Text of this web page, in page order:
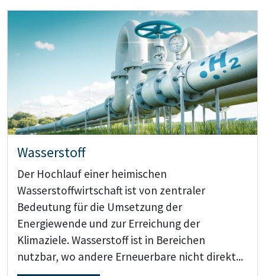
Teaser: Wasserstoff
Wasserstoff
Der Hochlauf einer heimischen
Wasserstoffwirtschaft ist von zentraler
Bedeutung für die Umsetzung der
Energiewende und zur Erreichung der
Klimaziele. Wasserstoff ist in Bereichen
nutzbar, wo andere Erneuerbare nicht direkt...